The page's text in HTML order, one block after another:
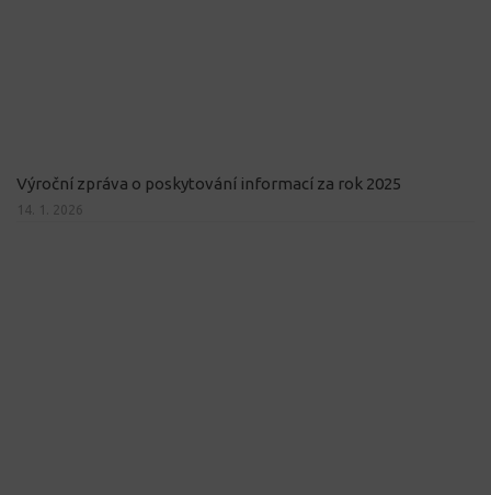
Výroční zpráva o poskytování informací za rok 2025
14. 1. 2026